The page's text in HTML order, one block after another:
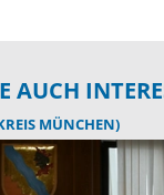
AUCH
MÜNCHEN)